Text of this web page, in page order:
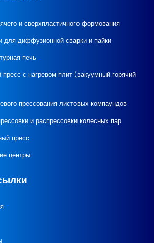
и сверхпластичного формования
для диффузионной сварки и пайки
печь
пресс с нагревом плит (вакуумный горячий
прессования листовых компаундов
и распрессовки колесных пар
пресс
центры